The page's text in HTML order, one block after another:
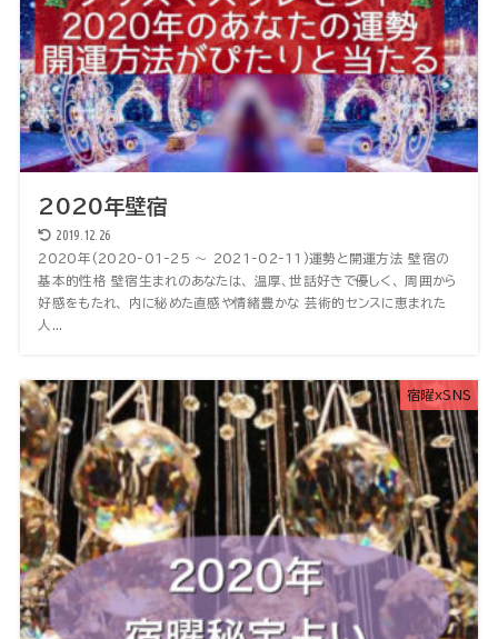
2020年壁宿
2019.12.26
2020年(2020-01-25 〜 2021-02-11)運勢と開運方法 壁宿の
基本的性格 壁宿生まれのあなたは、 温厚、世話好きで優しく、 周囲から
好感をもたれ、 内に秘めた直感や情緒豊かな 芸術的センスに恵まれた
人...
宿曜xSNS